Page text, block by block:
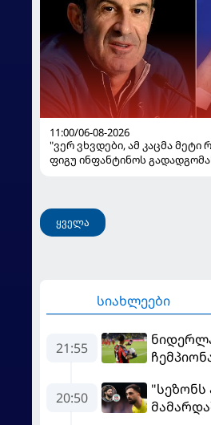
11:00/06-08-2026
"ვერ ვხვდები, ამ კაცმა მეტი
ფიგუ ინფანტინოს
ყველა
სიახლეები
21:55
MVP
20:50
"სეზონს